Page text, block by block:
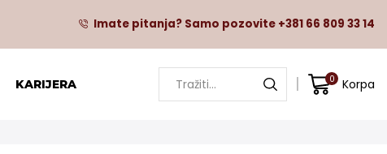
VELEPRODAJA I ONLINE PRODAVNICA
Imate pitanja? Samo pozovite +381 66 809 33 14
KARIJERA 0 Korpa